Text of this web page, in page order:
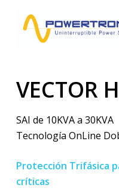
VECTOR
SAI de 10KVA a 30KVA
Tecnología OnLine
Protección Trifásica
críticas